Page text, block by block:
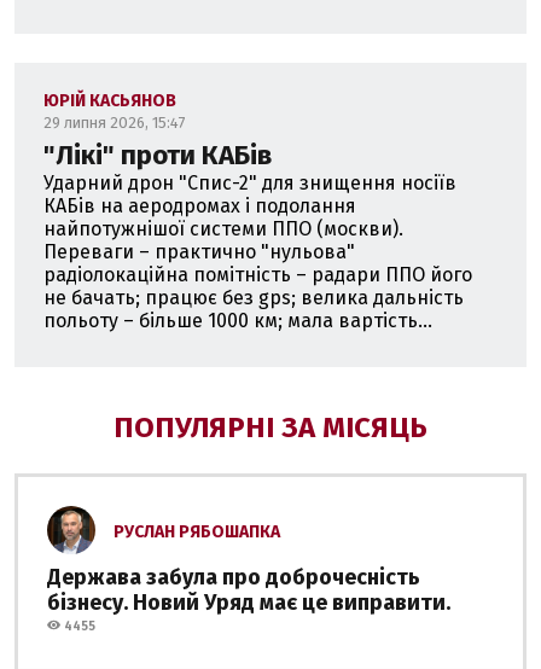
ЮРІЙ КАСЬЯНОВ
29 липня 2026, 15:47
"Лікі" проти КАБів
Ударний дрон "Спис-2" для знищення носіїв
КАБів на аеродромах і подолання
найпотужнішої системи ППО (москви).
Переваги – практично "нульова"
радіолокаційна помітність – радари ППО його
не бачать; працює без gps; велика дальність
польоту – більше 1000 км; мала вартість...
ПОПУЛЯРНІ ЗА МІСЯЦЬ
РУСЛАН РЯБОШАПКА
Держава забула про доброчесність
бізнесу. Новий Уряд має це виправити.
4455